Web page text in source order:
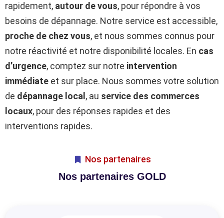
rapidement, autour de vous, pour répondre à vos
besoins de dépannage. Notre service est accessible,
proche de chez vous, et nous sommes connus pour
notre réactivité et notre disponibilité locales. En cas
d’urgence, comptez sur notre intervention
immédiate et sur place. Nous sommes votre solution
de dépannage local , au service des commerces
locaux, pour des réponses rapides et des
interventions rapides.
Nos partenaires
Nos partenaires GOLD